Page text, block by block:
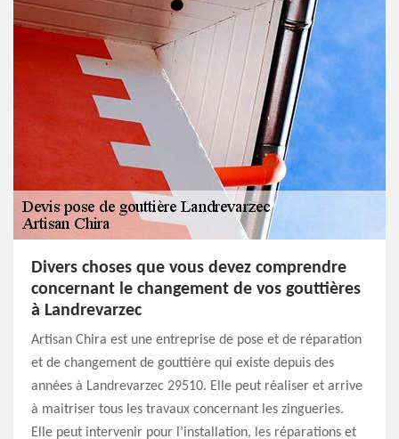
Divers choses que vous devez comprendre
concernant le changement de vos gouttières
à Landrevarzec
Artisan Chira est une entreprise de pose et de réparation
et de changement de gouttière qui existe depuis des
années à Landrevarzec 29510. Elle peut réaliser et arrive
à maitriser tous les travaux concernant les zingueries.
Elle peut intervenir pour l’installation, les réparations et